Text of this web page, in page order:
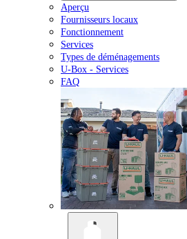
Aperçu
Fournisseurs locaux
Fonctionnement
Services
Types de déménagements
U-Box - Services
FAQ